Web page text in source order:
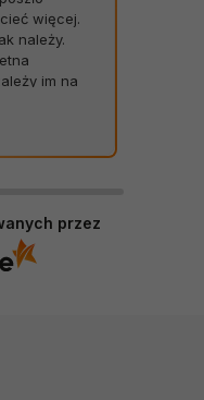
więcej.
należy.
im na
bez
przez